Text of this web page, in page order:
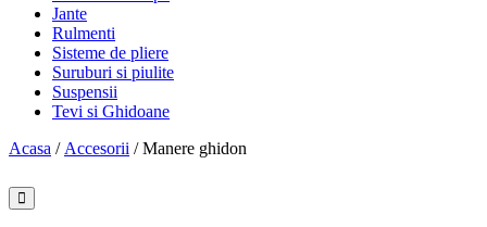
Jante
Rulmenti
Sisteme de pliere
Suruburi si piulite
Suspensii
Tevi si Ghidoane
Acasa / Accesorii / Manere ghidon